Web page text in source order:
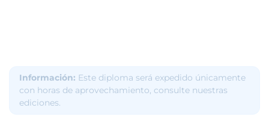
Información: Este diploma será expedido únicamente
con horas de aprovechamiento, consulte nuestras
ediciones.